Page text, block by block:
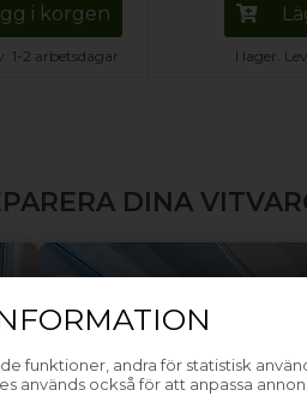
funktioner, andra för statistisk
används också för att anpassa
i korgen
1-2 arbetsdagar. I lager.
DINA